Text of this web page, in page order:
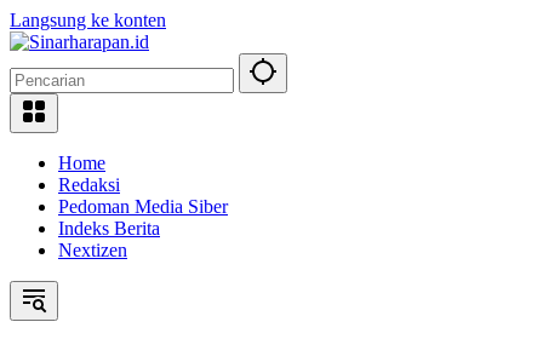
Langsung ke konten
Home
Redaksi
Pedoman Media Siber
Indeks Berita
Nextizen